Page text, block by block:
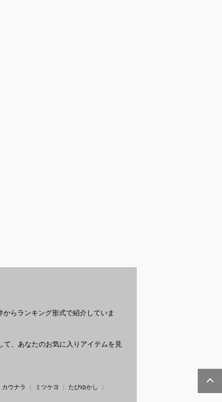
らランキング形式で紹介していま
、あなたのお気に入りアイテムを見
カウナラ ミツケヨ
たびゆかし